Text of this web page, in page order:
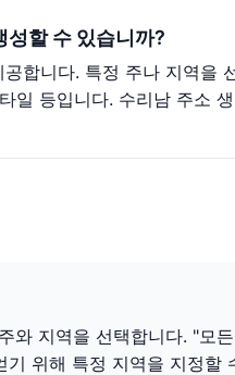
성할 수 있습니까?
합니다. 특정 주나 지역을
일 등입니다. 수리남 주소
와 지역을 선택합니다. "모
위해 특정 지역을 지정할